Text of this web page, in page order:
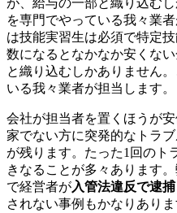
が、給与の一部と織り込む
を専門でやっている我々業
は技能実習生は必須で特定
数になるとなかなか安くな
と織り込むしかありません
いる我々業者が担当します。
会社が担当者を置くほうが
家でない方に突発的なトラ
が残ります。たった1回のト
きなることが多々あります
で経営者が入管法違反で逮
されない事例もかなりあり